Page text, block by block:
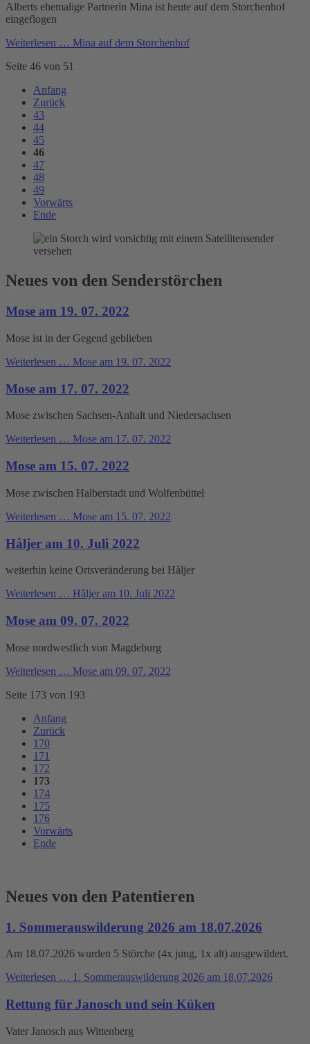
Alberts ehemalige Partnerin Mina ist heute auf dem Storchenhof
eingeflogen
Weiterlesen … Mina auf dem Storchenhof
Seite 46 von 51
Anfang
Zurück
43
44
45
46
47
48
49
Vorwärts
Ende
Neues von den Senderstörchen
Mose am 19. 07. 2022
Mose ist in der Gegend geblieben
Weiterlesen … Mose am 19. 07. 2022
Mose am 17. 07. 2022
Mose zwischen Sachsen-Anhalt und Niedersachsen
Weiterlesen … Mose am 17. 07. 2022
Mose am 15. 07. 2022
Mose zwischen Halberstadt und Wolfenbüttel
Weiterlesen … Mose am 15. 07. 2022
Håljer am 10. Juli 2022
weiterhin keine Ortsveränderung bei Håljer
Weiterlesen … Håljer am 10. Juli 2022
Mose am 09. 07. 2022
Mose nordwestlich von Magdeburg
Weiterlesen … Mose am 09. 07. 2022
Seite 173 von 193
Anfang
Zurück
170
171
172
173
174
175
176
Vorwärts
Ende
Neues von den Patentieren
1. Sommerauswilderung 2026 am 18.07.2026
Am 18.07.2026 wurden 5 Störche (4x jung, 1x alt) ausgewildert.
Weiterlesen … 1. Sommerauswilderung 2026 am 18.07.2026
Rettung für Janosch und sein Küken
Vater Janosch aus Wittenberg